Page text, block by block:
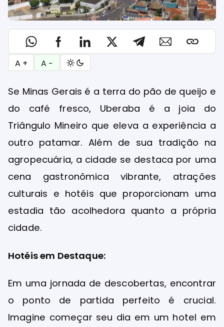
A + A −
Se Minas Gerais é a terra do pão de queijo e
do café fresco, Uberaba é a joia do
Triângulo Mineiro que eleva a experiência a
outro patamar. Além de sua tradição na
agropecuária, a cidade se destaca por uma
cena gastronômica vibrante, atrações
culturais e hotéis que proporcionam uma
estadia tão acolhedora quanto a própria
cidade.
Hotéis em Destaque:
Em uma jornada de descobertas, encontrar
o ponto de partida perfeito é crucial.
Imagine começar seu dia em um hotel em